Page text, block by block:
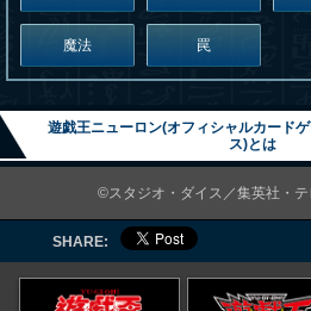
魔法 罠
遊戯王ニューロン(オフィシャルカード
ス)とは
©スタジオ・ダイス／集英社・テ
SHARE: